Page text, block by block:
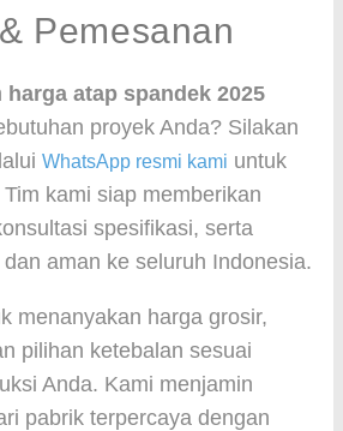
Pemesanan
harga atap spandek 2025
proyek Anda? Silakan
WhatsApp resmi kami untuk
kami siap memberikan
spesifikasi, serta
aman ke seluruh Indonesia.
menanyakan harga grosir,
pilihan ketebalan sesuai
Anda. Kami menjamin
pabrik terpercaya dengan